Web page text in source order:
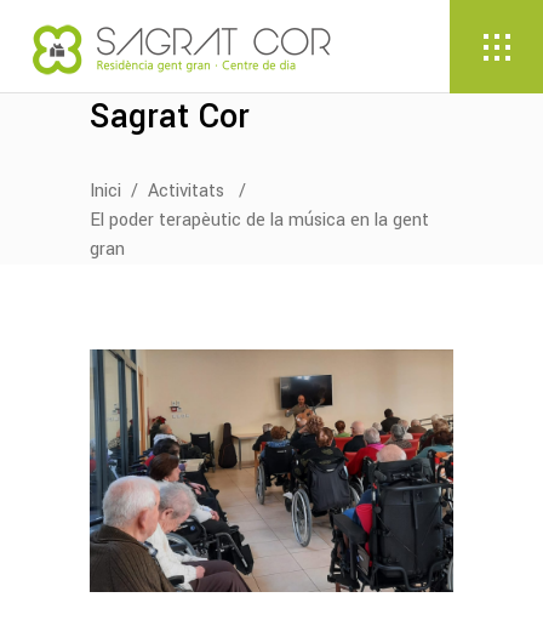
Sagrat Cor
Inici / Activitats
/
El poder terapèutic de la música en la gent
gran